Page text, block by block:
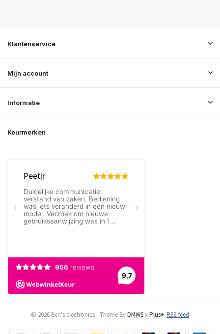
Klantenservice
Mijn account
Informatie
Keurmerken
© 2026 Ben's electronics - Theme ByDMWSxPlus+ RSS-feed